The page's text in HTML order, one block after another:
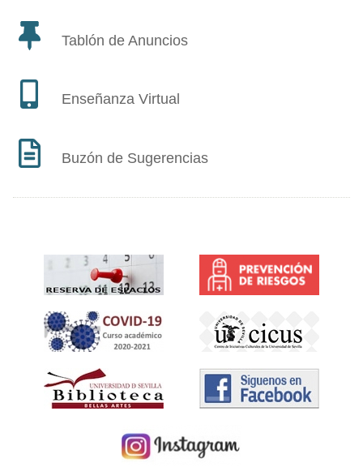
Tablón de Anuncios
Enseñanza Virtual
Buzón de Sugerencias